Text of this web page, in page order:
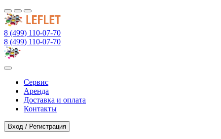
8 (499) 110-07-70
8 (499) 110-07-70
Сервис
Аренда
Доставка и оплата
Контакты
Вход / Регистрация